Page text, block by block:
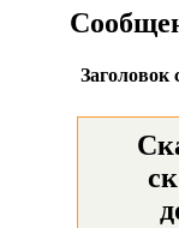
Заголовок